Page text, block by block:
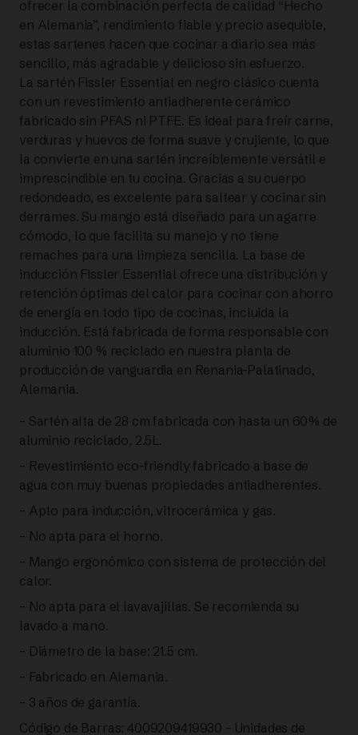
28CM
|
FISSLER
cantidad
ofrecer la combinación perfecta de calidad “Hecho
en Alemania”, rendimiento fiable y precio asequible,
estas sartenes hacen que cocinar a diario sea más
sencillo, más agradable y delicioso sin esfuerzo.
La sartén Fissler Essential en negro clásico cuenta
con un revestimiento antiadherente cerámico
fabricado sin PFAS ni PTFE. Es ideal para freír carne,
verduras y huevos de forma suave y crujiente, lo que
la convierte en una sartén increíblemente versátil e
imprescindible en tu cocina. Gracias a su cuerpo
redondeado, es excelente para saltear y cocinar sin
derrames. Su mango está diseñado para un agarre
cómodo, lo que facilita su manejo y no tiene
remaches para una limpieza sencilla. La base de
inducción Fissler Essential ofrece una distribución y
retención óptimas del calor para cocinar con ahorro
de energía en todo tipo de cocinas, incluida la
inducción. Está fabricada de forma responsable con
aluminio 100 % reciclado en nuestra planta de
producción de vanguardia en Renania-Palatinado,
Alemania.
– Sartén alta de 28 cm fabricada con hasta un 60% de
aluminio reciclado, 2.5L.
– Revestimiento eco-friendly fabricado a base de
agua con muy buenas propiedades antiadherentes.
– Apto para inducción, vitrocerámica y gas.
– No apta para el horno.
– Mango ergonómico con sistema de protección del
calor.
– No apta para el lavavajillas. Se recomienda su
lavado a mano.
– Diámetro de la base: 21.5 cm.
– Fabricado en Alemania.
– 3 años de garantía.
Código de Barras: 4009209419930 – Unidades de